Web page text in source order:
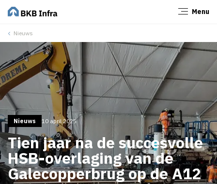
Menu
Nieuws
Nieuws 10 april 2025
Tien jaar na de succesvolle
HSB-overlaging van de
Galecopperbrug op de A12
Sluiten